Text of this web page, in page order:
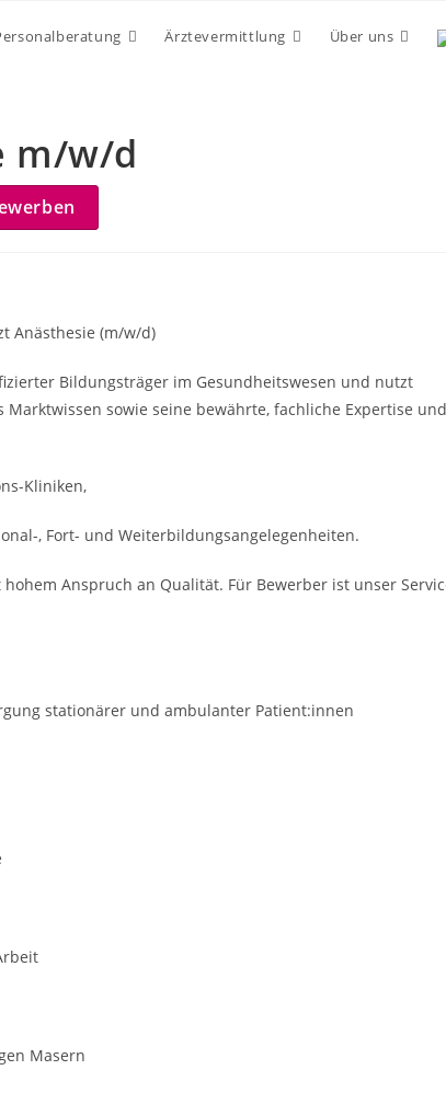
Ärztevermittlung Über uns
m/w/d
Anästhesie (m/w/d)
Bildungsträger im Gesundheitswesen und nutzt
sowie seine bewährte, fachliche Expertise und
Kliniken,
, Fort- und Weiterbildungsangelegenheiten.
Anspruch an Qualität. Für Bewerber ist unser
stationärer und ambulanter Patient:innen
Masern